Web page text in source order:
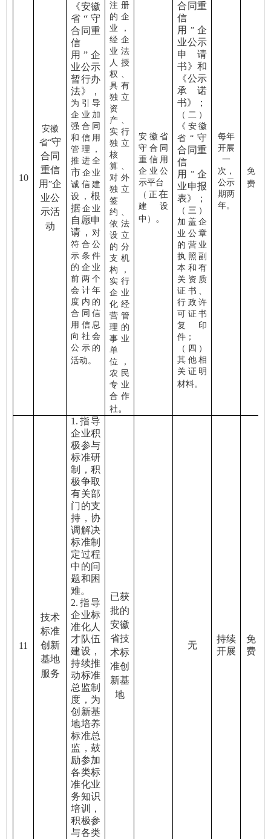
10
安徽
省“守
合同
重信
用 ”企
业公
示活
动
《安徽
省 “守
合同重
信
用”企
业公示
暂行办
法》，
为引导
企业加
强合同
和信用
管理，
推进全
市 企业
诚信建
设， 根
据 企业
自愿申
请， 对
符合公
示条件
的企业
前两个
会计年
度内的
合同信
用信息
向社会
公示的
活动。
注册
的企
业，
经企
业法
人授
权、
具有
独立
资
产、
实行
独立
核
算、
对外
独立
签
约、
依法
设立
的分
支机
构，
实行
企业
化经
营管
理的
事业
单
位，
农民
专业
合作
社 。
安徽省
守合同
重信用
企业公
示平台
（正 在
建设
中）
。
合同重
信
用 ”企
业公示
申请
书》和
《公示
承诺
书》；
（二）
《安徽
省 “守
合同重
信
用 ”企
业申报
表》；
（三）
加盖企
业公章
的营业
执照副
本和有
关资质
证书、
行政许
可证书
复印
件；
（四）
其他相
关证明
材料。
每年
开展
一
次，
公示
期两
年。
免
费
11
技术
标准
创新
基地
服务
1. 指导
企业积
极参与
标准研
制，积
极争取
有关部
门的支
持，协
调解决
标准制
定过程
中的问
题和困
难。
2. 指导
企业标
准化人
才队伍
建设，
持续推
动标准
总监制
度，为
创新基
地培养
标准总
监，鼓
励参加
各类标
准化业
务知识
培训，
积极参
与各类
已获
批的
安徽
省技
术标
准创
新基
地
无
持续
开展
免
费